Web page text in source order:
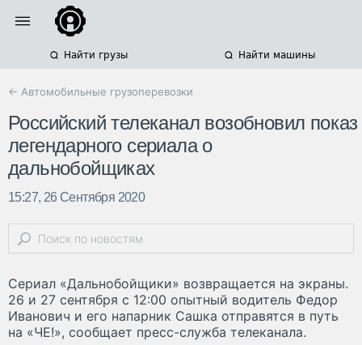
Найти грузы Найти машины
← Автомобильные грузоперевозки
Российский телеканал возобновил показ
легендарного сериала о
дальнобойщиках
15:27, 26 Сентября 2020
Сериал «Дальнобойщики» возвращается на экраны.
26 и 27 сентября с 12:00 опытный водитель Федор
Иванович и его напарник Сашка отправятся в путь
на «ЧЕ!», сообщает пресс-служба телеканала.